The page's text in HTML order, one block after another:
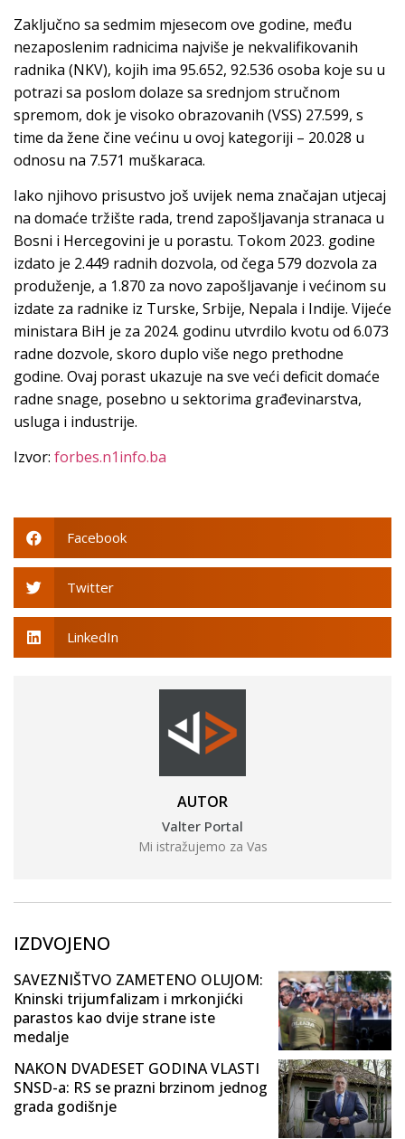
Zaključno sa sedmim mjesecom ove godine, među
nezaposlenim radnicima najviše je nekvalifikovanih
radnika (NKV), kojih ima 95.652, 92.536 osoba koje su u
potrazi sa poslom dolaze sa srednjom stručnom
spremom, dok je visoko obrazovanih (VSS) 27.599, s
time da žene čine većinu u ovoj kategoriji – 20.028 u
odnosu na 7.571 muškaraca.
Iako njihovo prisustvo još uvijek nema značajan utjecaj
na domaće tržište rada, trend zapošljavanja stranaca u
Bosni i Hercegovini je u porastu. Tokom 2023. godine
izdato je 2.449 radnih dozvola, od čega 579 dozvola za
produženje, a 1.870 za novo zapošljavanje i većinom su
izdate za radnike iz Turske, Srbije, Nepala i Indije. Vijeće
ministara BiH je za 2024. godinu utvrdilo kvotu od 6.073
radne dozvole, skoro duplo više nego prethodne
godine. Ovaj porast ukazuje na sve veći deficit domaće
radne snage, posebno u sektorima građevinarstva,
usluga i industrije.
Izvor: forbes.n1info.ba
Facebook
Twitter
LinkedIn
AUTOR
Valter Portal
Mi istražujemo za Vas
IZDVOJENO
SAVEZNIŠTVO ZAMETENO OLUJOM:
Kninski trijumfalizam i mrkonjićki
parastos kao dvije strane iste
medalje
NAKON DVADESET GODINA VLASTI
SNSD-a: RS se prazni brzinom jednog
grada godišnje